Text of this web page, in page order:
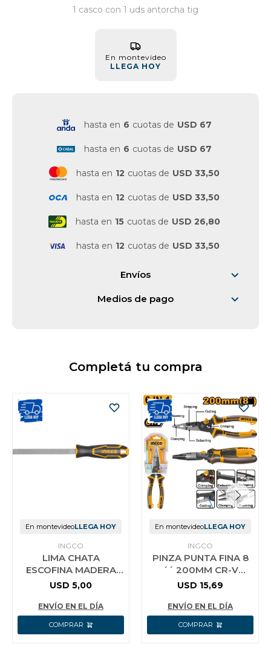
1 casco con 1 uds antorcha tig
En montevideo
LLEGA HOY
hasta en 6 cuotas de USD 67
hasta en 6 cuotas de USD 67
hasta en 12 cuotas de USD 33,50
hasta en 12 cuotas de USD 33,50
hasta en 15 cuotas de USD 26,80
hasta en 12 cuotas de USD 33,50
Envíos
Medios de pago
Completá tu compra
En montevideoLLEGA HOY
INGCO
LIMA CHATA
ESCOFINA MADERA
20CM HWFF088
USD 5,00
ENVÍO EN EL DÍA
En montevideoLLEGA HOY
INGCO
PINZA PUNTA FINA 8
´´ 200MM CR-V
MULTIFUNCION 6 EN 1
USD 15,69
ENVÍO EN EL DÍA